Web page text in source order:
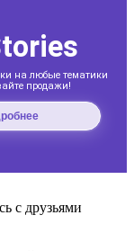
с друзьями